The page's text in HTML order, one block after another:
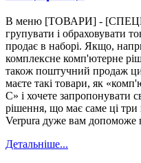
В меню [ТОВАРИ] -
групувати і обраховувати
продає в наборі. Якщо,
комплексне комп'ютерне
також поштучний продаж
маєте такі товари, як
С» і хочете запропонувати
рішення, що має саме ці три
Verpura дуже вам допоможе в
Детальніше...